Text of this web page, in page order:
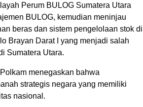
Perum BULOG Sumatera Utara
BULOG, kemudian meninjau
beras dan sistem pengelolaan stok di
Brayan Darat I yang menjadi salah
Sumatera Utara.
menegaskan bahwa
strategis negara yang memiliki
nasional.